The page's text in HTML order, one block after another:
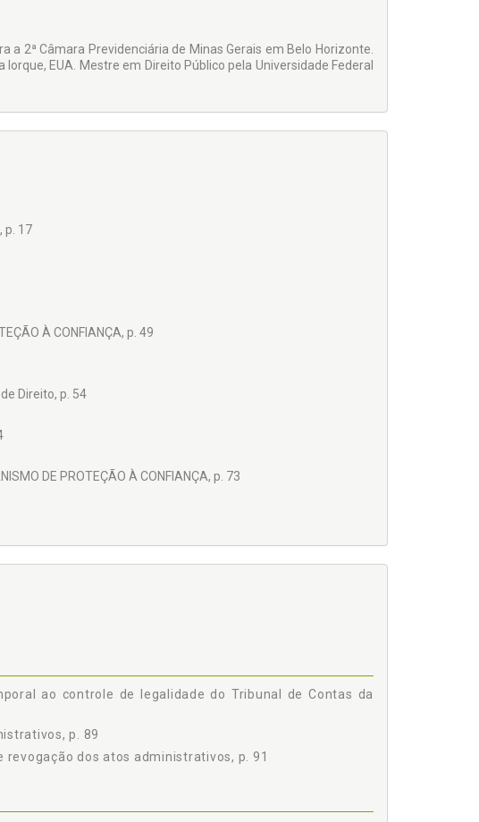
a 2ª Câ­mara Previdenciária de Minas Gerais em Belo Horizonte.
Iorque, EUA. Mestre em Direito Público pela Universidade Federal
p. 17
À CONFIANÇA, p. 49
Direito, p. 54
DE PROTEÇÃO À CONFIANÇA, p. 73
BRASILEIRO, p. 87
ao controle de legalidade do Tribunal de Contas da
p. 89
dos atos administrativos, p. 91